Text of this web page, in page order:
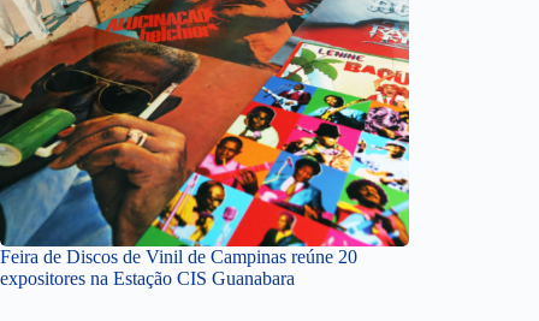
Feira de Discos de Vinil de Campinas reúne 20
expositores na Estação CIS Guanabara